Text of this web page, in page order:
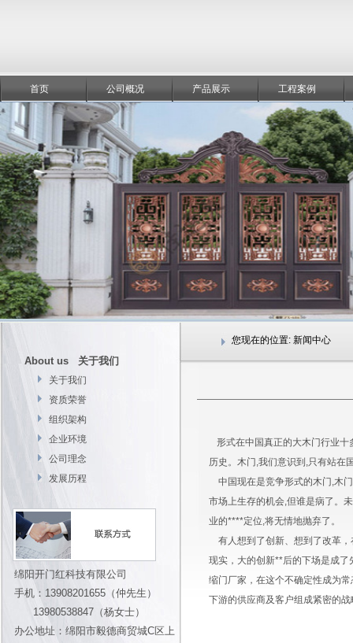
首页 公司概况 产品展示 工程案例
About us 关于我们
关于我们
资质荣誉
组织架构
企业环境
公司理念
发展历程
绵阳开门红科技有限公司
手机：13908201655（仲先生）
13980538847（杨女士）
办公地址：绵阳市毅德商贸城C区上
您现在的位置: 新闻中心
形式在中国真正的大木门行业
历史。木门,我们意识到,只有站在
中国现在是竞争形式的木门,木
市场上生存的机会,但谁是病了。
业的****定位,将无情地抛弃了。
有人想到了创新、想到了改革，
现实，大的创新**后的下场是成
缩门厂家，在这个不确定性成为
下游的供应商及客户组成紧密的